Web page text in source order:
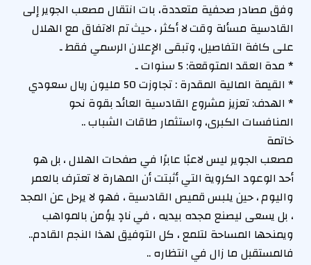
وفق مصادر صحفية متعددة، بات انتقال مصعب الجوير إلى
القادسية مسألة وقت لا أكثر ، حيث تم الاتفاق مع الهلال
على كافة التفاصيل، وتبقى الإعلان الرسمي فقط ..
* مدة العقد المتوقعة: 5 سنوات ..
* القيمة المالية المقدرة : تجاوزت 50 مليون ريال سعودي
* الهدف: تعزيز مشروع القادسية العائد بقوة نحو
المنافسات الكبرى، واستثمار طاقات الشباب ..
خاتمة
مصعب الجوير ليس لاعبًا عابرًا في صفحات الهلال ، بل هو
أحد الوعود الكروية التي أثبتت أن المهارة لا تعترف بالعمر
واليوم ، حين يلبس قميص القادسية ، فهو لا يرحل عن المجد
، بل يسعى ليصنع مجده بيديه ، في نادٍ يؤمن بالمواهب
ويمنحها المساحة لتلمع ، كل التوفيق لهذا النجم القادم..
فالمستقبل ما زال في انتظاره ..